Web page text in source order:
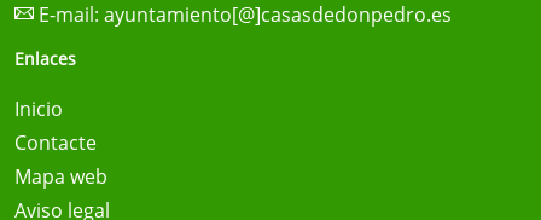
E-mail: ayuntamiento[@]casasdedonpedro.es
Enlaces
Inicio
Contacte
Mapa web
Aviso legal